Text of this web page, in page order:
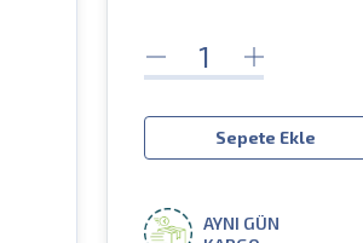
Sepete Ekle
AYNI GÜN